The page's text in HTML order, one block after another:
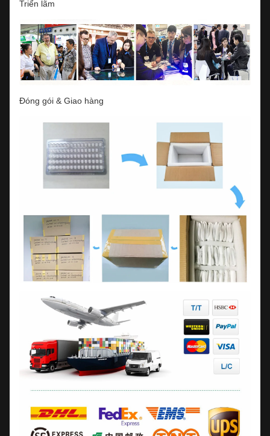
Triển lãm
Đóng gói & Giao hàng